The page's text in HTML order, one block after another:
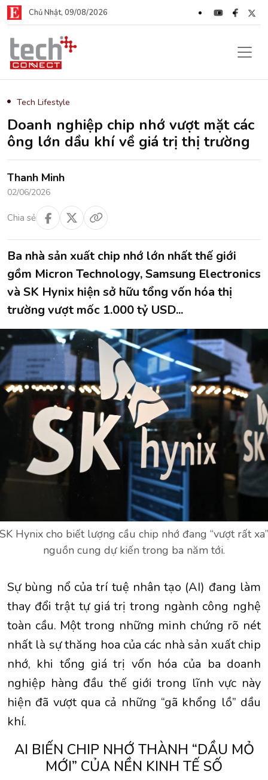
Chủ Nhật, 09/08/2026
Tech Lifestyle
Doanh nghiệp chip nhớ vượt mặt các
ông lớn dầu khí về giá trị thị trường
Thanh Minh
02/06/2026
Chia sẻ
Ba nhà sản xuất chip nhớ lớn nhất thế giới
gồm Micron Technology, Samsung Electronics
và SK Hynix hiện sở hữu tổng vốn hóa thị
trường vượt mốc 1.000 tỷ USD...
SK Hynix cho biết lượng cầu chip nhớ đang “vượt rất xa”
nguồn cung dự kiến trong ba năm tới.
Sự bùng nổ của trí tuệ nhân tạo (AI) đang làm
thay đổi trật tự giá trị trong ngành công nghệ
toàn cầu. Một trong những minh chứng rõ nét
nhất là sự thăng hoa của các nhà sản xuất chip
nhớ, khi tổng giá trị vốn hóa của ba doanh
nghiệp hàng đầu thế giới trong lĩnh vực này
hiện đã vượt qua cả những “gã khổng lồ” dầu
khí.
AI BIẾN CHIP NHỚ THÀNH “DẦU MỎ
MỚI” CỦA NỀN KINH TẾ SỐ